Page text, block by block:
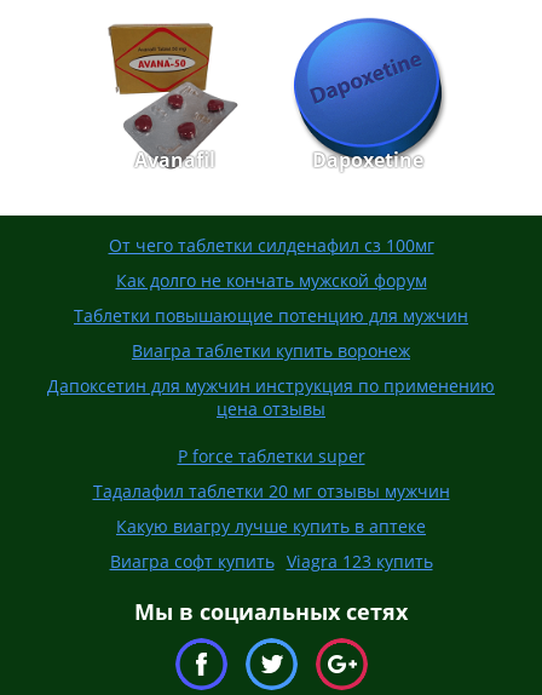
Avanafil Dapoxetine
От чего таблетки силденафил сз 100мг
Как долго не кончать мужской форум
Таблетки повышающие потенцию для мужчин
Виагра таблетки купить воронеж
Дапоксетин для мужчин инструкция по применению
цена отзывы
P force таблетки super
Тадалафил таблетки 20 мг отзывы мужчин
Какую виагру лучше купить в аптеке
Виагра софт купить Viagra 123 купить
Мы в социальных сетях